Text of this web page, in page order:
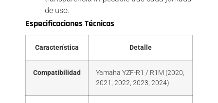
de uso.
Especificaciones Técnicas
Característica Detalle
Compatibilidad
Yamaha YZF-R1 / R1M (2020,
2021, 2022, 2023, 2024)